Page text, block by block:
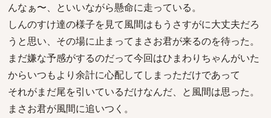
んなぁ〜、といいながら懸命に走っている。
しんのすけ達の様子を見て風間はもうさすがに大丈夫だろ
うと思い、その場に止まってまさお君が来るのを待った。
まだ嫌な予感がするのだって今回はひまわりちゃんがいた
からいつもより余計に心配してしまっただけであって
それがまだ尾を引いているだけなんだ、と風間は思った。
まさお君が風間に追いつく。